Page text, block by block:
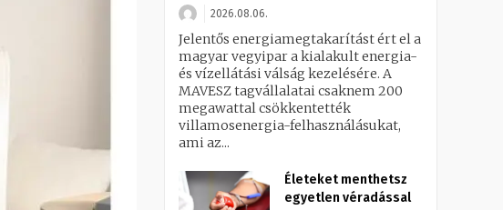
2026.08.06.
Jelentős energiamegtakarítást ért el a
magyar vegyipar a kialakult energia-
és vízellátási válság kezelésére. A
MAVESZ tagvállalatai csaknem 200
megawattal csökkentették
villamosenergia-felhasználásukat,
ami az...
Életeket menthetsz
egyetlen véradással